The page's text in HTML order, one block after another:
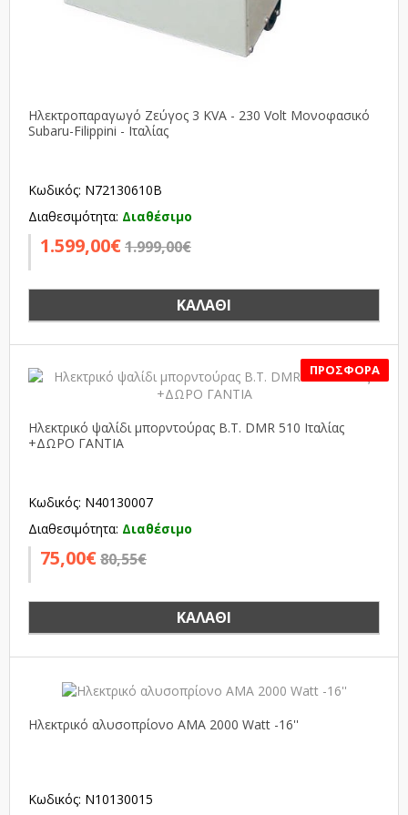
Ηλεκτροπαραγωγό Ζεύγος 3 KVA - 230 Volt Μονοφασικό
Subaru-Filippini - Ιταλίας
Κωδικός: N72130610B
Διαθεσιμότητα: Διαθέσιμο
1.599,00€1.999,00€
ΚΑΛΆΘΙ
Ηλεκτρικό ψαλίδι μπορντούρας B.T. DMR 510 Ιταλίας
+ΔΩΡΟ ΓΑΝΤΙΑ
Κωδικός: N40130007
Διαθεσιμότητα: Διαθέσιμο
75,00€80,55€
ΚΑΛΆΘΙ
Ηλεκτρικό αλυσοπρίονο ΑΜΑ 2000 Watt -16''
Κωδικός: N10130015